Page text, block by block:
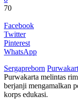
70
Facebook
Twitter
Pinterest
WhatsApp
Sergapreborn
Purwakarta melintas
berjanji mengamalkan
korps edukasi.